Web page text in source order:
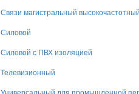
Связи магистральный высокочастотный
Силовой
Силовой с ПВХ изоляцией
Телевизионный
Универсальный для промышленной